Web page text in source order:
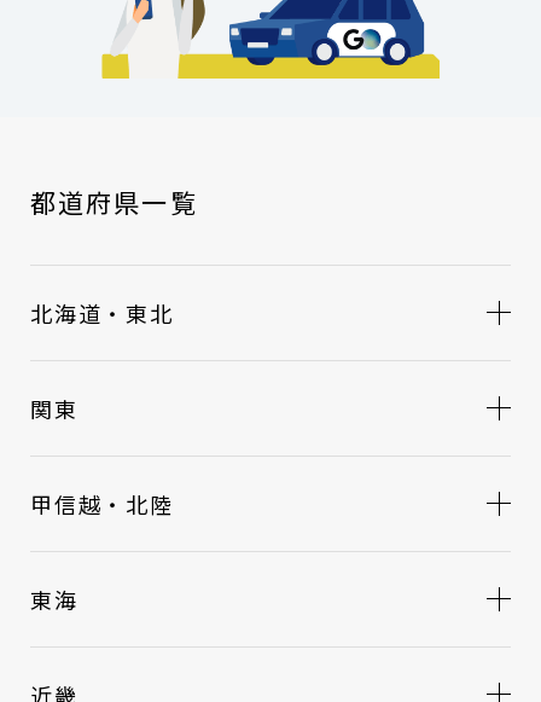
都道府県一覧
北海道・東北
関東
甲信越・北陸
東海
近畿